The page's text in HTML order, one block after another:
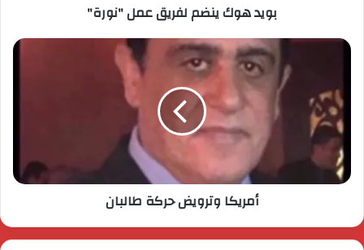
بويد هوك ينضم لفريق عمل "نورة"
أمريكا وترويض حركة طالبان